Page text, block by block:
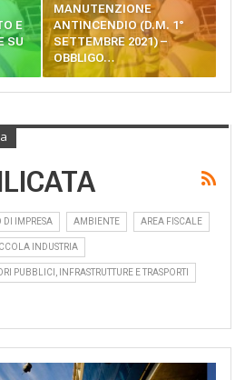
E
SU
MANUTENZIONE
ANTINCENDIO (D.M. 1°
SETTEMBRE 2021) –
OBBLIGO…
DI IMPRESA AMBIENTE AREA FISCALE
INDUSTRIA
PUBBLICI, INFRASTRUTTURE E TRASPORTI